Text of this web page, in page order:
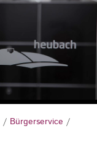
/ Bürgerservice /